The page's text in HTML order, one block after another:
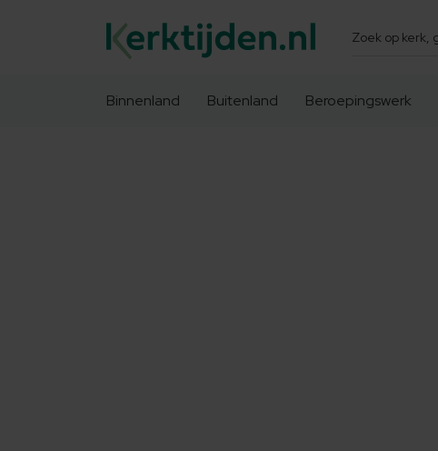
Zoeken
Binnenland Buitenland Beroepingswerk